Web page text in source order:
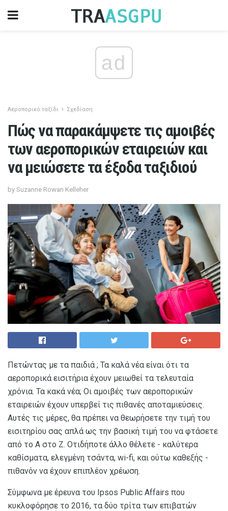
ad
Αεροπορικό ταξίδι Σχεδίαση
Πώς να παρακάμψετε τις αμοιβές
των αεροπορικών εταιρειών και
να μειώσετε τα έξοδα ταξιδιού
by Suzanne Rowan Kelleher
Πετώντας με τα παιδιά ; Τα καλά νέα είναι ότι τα
αεροπορικά εισιτήρια έχουν μειωθεί τα τελευταία
χρόνια. Τα κακά νέα; Οι αμοιβές των αεροπορικών
εταιρειών έχουν υπερβεί τις πιθανές αποταμιεύσεις.
Αυτές τις μέρες, θα πρέπει να θεωρήσετε την τιμή του
εισιτηρίου σας απλά ως την βασική τιμή του να φτάσετε
από το Α στο Ζ. Οτιδήποτε άλλο θέλετε - καλύτερα
καθίσματα, ελεγμένη τσάντα, wi-fi, και ούτω καθεξής -
πιθανόν να έχουν επιπλέον χρέωση.
Σύμφωνα με έρευνα του Ipsos Public Affairs που
κυκλοφόρησε το 2016, τα δύο τρίτα των επιβατών